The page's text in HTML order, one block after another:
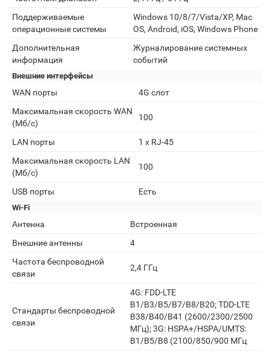
Поддерживаемые
операционные системы
Windows 10/8/7/Vista/XP, Mac
OS, Android, iOS, Windows Phone
Дополнительная
информация
Журналирование системных
событий
Внешние интерфейсы
WAN порты
4G слот
Максимальная скорость WAN
(Мб/с)
100
LAN порты
1 х RJ-45
Максимальная скорость LAN
(Мб/с)
100
USB порты Есть
Wi-Fi
Антенна
Встроенная
Внешние антенны
4
Частота беспроводной
связи
2,4 ГГц
Стандарты беспроводной
связи
4G: FDD-LTE
B1/B3/B5/B7/B8/B20; TDD-LTE
B38/B40/B41 (2600/2300/2500
МГц); 3G: HSPA+/HSPA/UMTS:
B1/B5/B8 (2100/850/900 МГц